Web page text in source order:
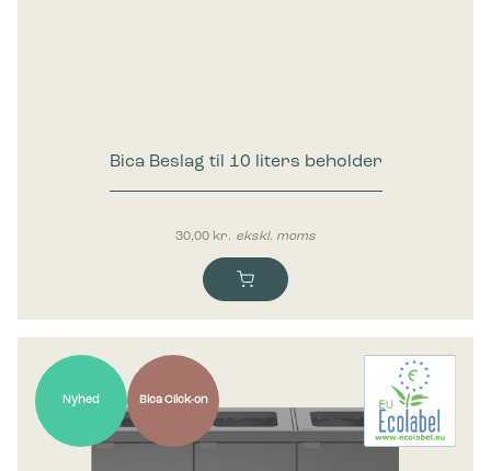
Bica Beslag til 10 liters beholder
30,00kr. ekskl. moms